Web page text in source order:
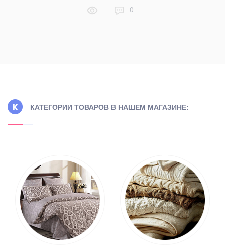
0
КАТЕГОРИИ ТОВАРОВ В НАШЕМ МАГАЗИНЕ: